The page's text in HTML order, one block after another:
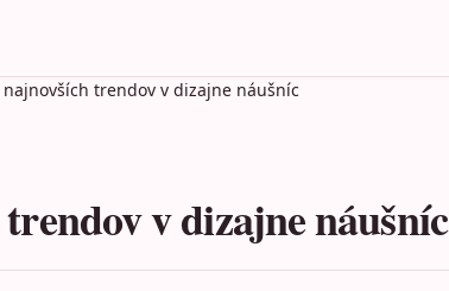
najnovších trendov v dizajne náušníc
v dizajne náušníc